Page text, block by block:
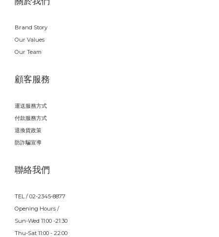
Brand Story
Our Values
Our Team
顧客服務
運送服務方式
付款服務方式
退換貨政策
防詐騙宣導
聯絡我們
TEL / 02-2345-8877
Opening Hours /
Sun-Wed 11:00 -21:30
Thu-Sat 11:00 - 22:00